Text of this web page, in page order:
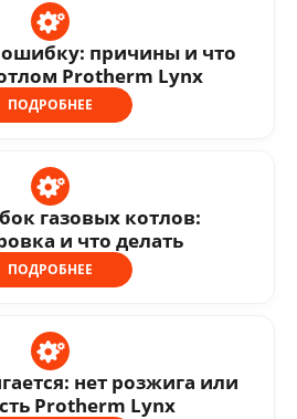
ошибку: причины и что
Protherm Lynx
ПОДРОБНЕЕ
газовых котлов:
и что делать
ПОДРОБНЕЕ
нет розжига или
Protherm Lynx